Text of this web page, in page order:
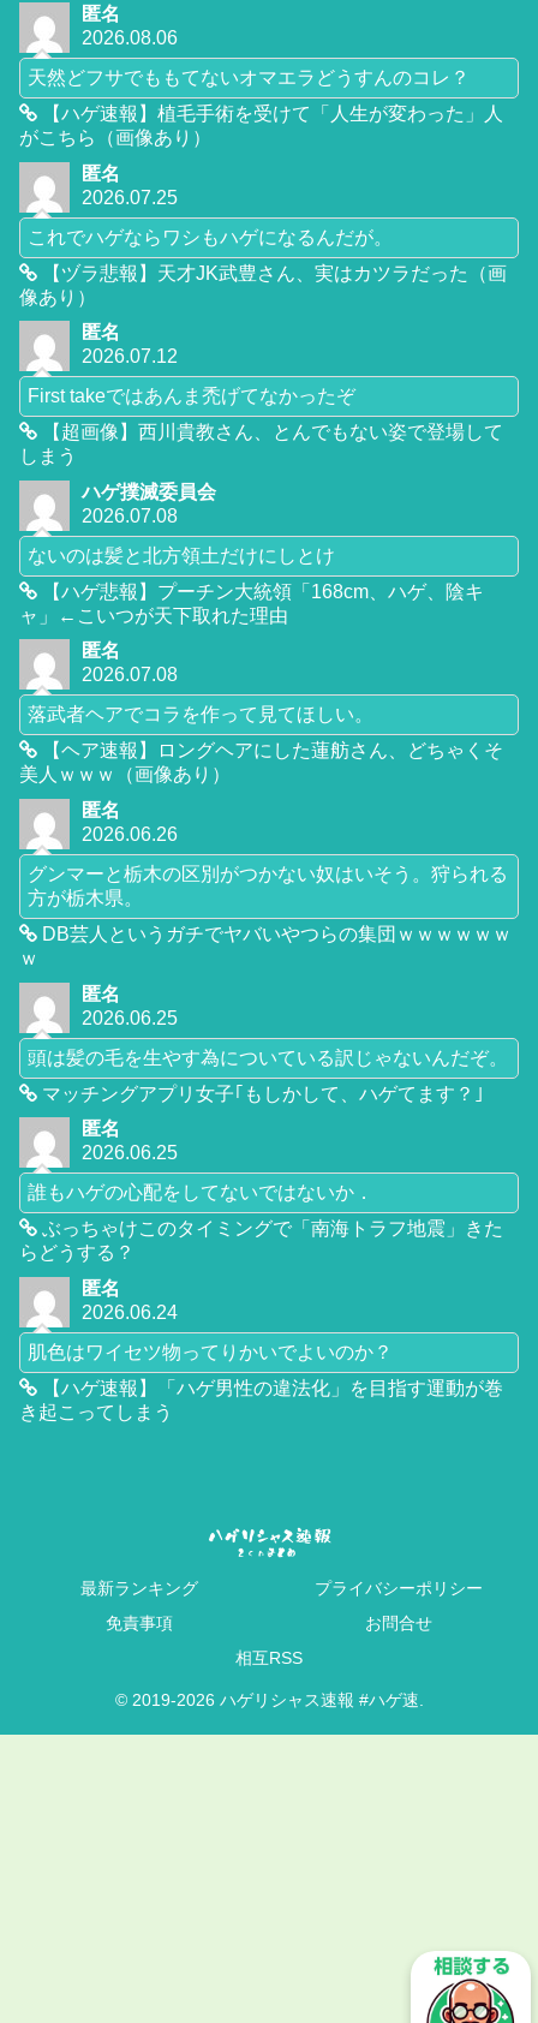
匿名
2026.08.06
天然どフサでももてないオマエラどうすんのコレ？
【ハゲ速報】植毛手術を受けて「人生が変わった」人
がこちら（画像あり）
匿名
2026.07.25
これでハゲならワシもハゲになるんだが。
【ヅラ悲報】天才JK武豊さん、実はカツラだった（画
像あり）
匿名
2026.07.12
First takeではあんま禿げてなかったぞ
【超画像】西川貴教さん、とんでもない姿で登場して
しまう
ハゲ撲滅委員会
2026.07.08
ないのは髪と北方領土だけにしとけ
【ハゲ悲報】プーチン大統領「168cm、ハゲ、陰キ
ャ」←こいつが天下取れた理由
匿名
2026.07.08
落武者ヘアでコラを作って見てほしい。
【ヘア速報】ロングヘアにした蓮舫さん、どちゃくそ
美人ｗｗｗ（画像あり）
匿名
2026.06.26
グンマーと栃木の区別がつかない奴はいそう。狩られる
方が栃木県。
DB芸人というガチでヤバいやつらの集団ｗｗｗｗｗｗ
ｗ
匿名
2026.06.25
頭は髪の毛を生やす為についている訳じゃないんだぞ。
マッチングアプリ女子｢もしかして、ハゲてます？｣
匿名
2026.06.25
誰もハゲの心配をしてないではないか．
ぶっちゃけこのタイミングで「南海トラフ地震」きた
らどうする？
匿名
2026.06.24
肌色はワイセツ物ってりかいでよいのか？
【ハゲ速報】「ハゲ男性の違法化」を目指す運動が巻
き起こってしまう
最新ランキング
プライバシーポリシー
免責事項
お問合せ
相互RSS
© 2019-2026 ハゲリシャス速報 #ハゲ速.